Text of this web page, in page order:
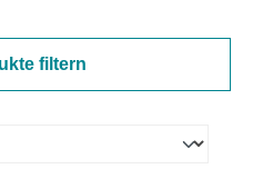
filtern